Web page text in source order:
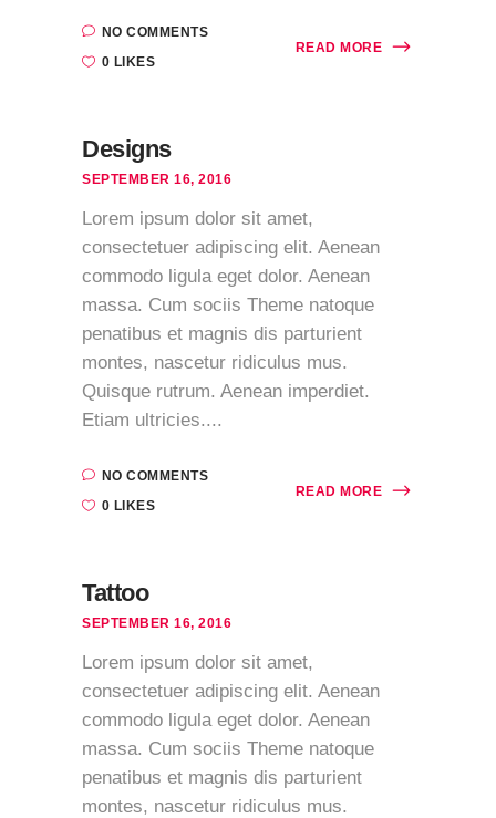
NO COMMENTS
0 LIKES
READ MORE
Designs
SEPTEMBER 16, 2016
Lorem ipsum dolor sit amet,
consectetuer adipiscing elit. Aenean
commodo ligula eget dolor. Aenean
massa. Cum sociis Theme natoque
penatibus et magnis dis parturient
montes, nascetur ridiculus mus.
Quisque rutrum. Aenean imperdiet.
Etiam ultricies....
NO COMMENTS
0 LIKES
READ MORE
Tattoo
SEPTEMBER 16, 2016
Lorem ipsum dolor sit amet,
consectetuer adipiscing elit. Aenean
commodo ligula eget dolor. Aenean
massa. Cum sociis Theme natoque
penatibus et magnis dis parturient
montes, nascetur ridiculus mus.